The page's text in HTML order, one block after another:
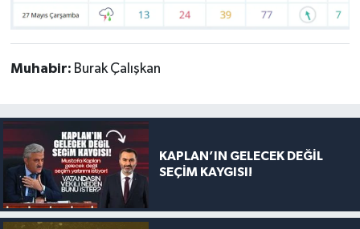
Muhabir: Burak Çalışkan
KAPLAN’IN GELECEK DEĞİL
SEÇİM KAYGISI!